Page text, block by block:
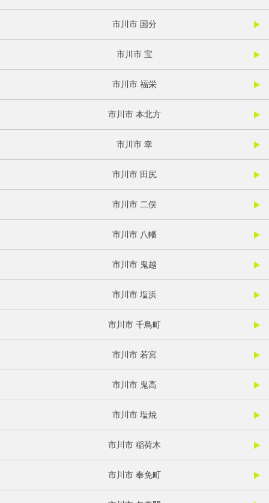
市川市 国分
市川市 宝
市川市 福栄
市川市 本北方
市川市 幸
市川市 田尻
市川市 二俣
市川市 八幡
市川市 鬼越
市川市 塩浜
市川市 千鳥町
市川市 若宮
市川市 鬼高
市川市 塩焼
市川市 稲荷木
市川市 奉免町